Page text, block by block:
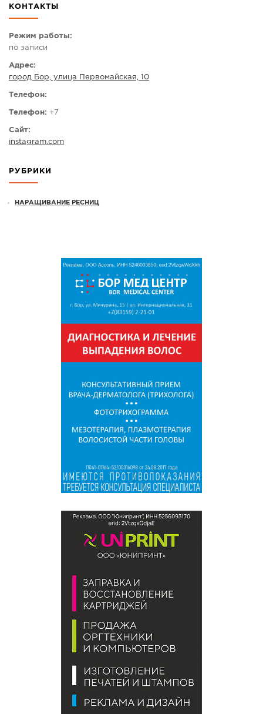
КАМЕРЫ
КОНТАКТЫ
Режим работы:
по записи
Адрес:
город Бор, улица Первомайская, 10
Телефон:
Телефон: +7
Сайт:
instagram.com
РУБРИКИ
НАРАЩИВАНИЕ РЕСНИЦ